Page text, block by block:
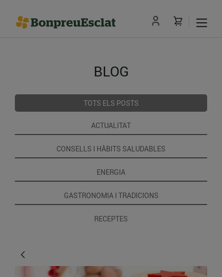
BLOG
TOTS ELS POSTS
ACTUALITAT
CONSELLS I HÀBITS SALUDABLES
ENERGIA
GASTRONOMIA I TRADICIONS
RECEPTES